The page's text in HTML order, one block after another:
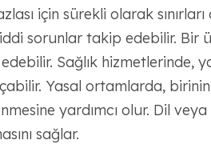
için sürekli olarak sınırları
sorunlar takip edebilir. Bir
Sağlık hizmetlerinde,
Yasal ortamlarda, birinin
yardımcı olur. Dil
sağlar.